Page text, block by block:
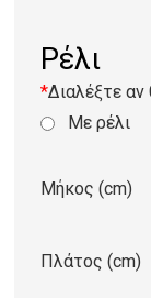
Ρέλι
*Διαλέξτε αν
Με ρέλι
Μήκος (cm)
Πλάτος (cm)